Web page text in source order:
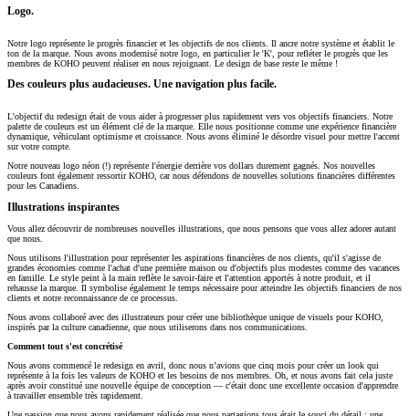
Logo.
Notre logo représente le progrès financier et les objectifs de nos clients. Il ancre notre système et établit le
ton de la marque. Nous avons modernisé notre logo, en particulier le 'K', pour refléter le progrès que les
membres de KOHO peuvent réaliser en nous rejoignant. Le design de base reste le même !
Des couleurs plus audacieuses. Une navigation plus facile.
L'objectif du redesign était de vous aider à progresser plus rapidement vers vos objectifs financiers. Notre
palette de couleurs est un élément clé de la marque. Elle nous positionne comme une expérience financière
dynamique, véhiculant optimisme et croissance. Nous avons éliminé le désordre visuel pour mettre l'accent
sur votre compte.
Notre nouveau logo néon (!) représente l'énergie derrière vos dollars durement gagnés. Nos nouvelles
couleurs font également ressortir KOHO, car nous défendons de nouvelles solutions financières différentes
pour les Canadiens.
Illustrations inspirantes
Vous allez découvrir de nombreuses nouvelles illustrations, que nous pensons que vous allez adorer autant
que nous.
Nous utilisons l'illustration pour représenter les aspirations financières de nos clients, qu'il s'agisse de
grandes économies comme l'achat d'une première maison ou d'objectifs plus modestes comme des vacances
en famille. Le style peint à la main reflète le savoir-faire et l'attention apportés à notre produit, et il
rehausse la marque. Il symbolise également le temps nécessaire pour atteindre les objectifs financiers de nos
clients et notre reconnaissance de ce processus.
Nous avons collaboré avec des illustrateurs pour créer une bibliothèque unique de visuels pour KOHO,
inspirés par la culture canadienne, que nous utiliserons dans nos communications.
Comment tout s'est concrétisé
Nous avons commencé le redesign en avril, donc nous n’avions que cinq mois pour créer un look qui
représente à la fois les valeurs de KOHO et les besoins de nos membres. Oh, et nous avons fait cela juste
après avoir constitué une nouvelle équipe de conception — c'était donc une excellente occasion d'apprendre
à travailler ensemble très rapidement.